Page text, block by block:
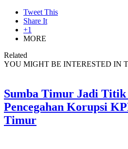
Tweet This
Share It
+1
MORE
Related
YOU MIGHT BE INTERESTED IN
Sumba Timur Jadi Titik
Pencegahan Korupsi
Timur